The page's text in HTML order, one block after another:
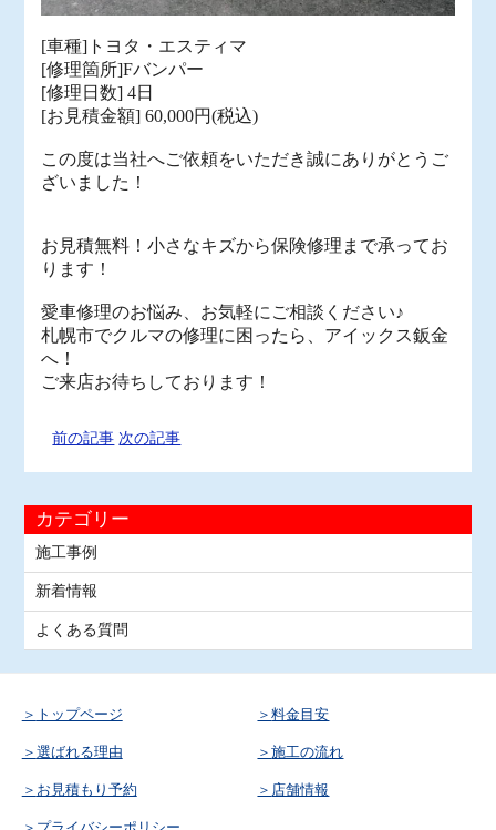
[車種]トヨタ・エスティマ
[修理箇所]Fバンパー
[修理日数] 4日
[お見積金額] 60,000円(税込)
この度は当社へご依頼をいただき誠にありがとうご
ざいました！
お見積無料！小さなキズから保険修理まで承ってお
ります！
愛車修理のお悩み、お気軽にご相談ください♪
札幌市でクルマの修理に困ったら、アイックス鈑金
へ！
ご来店お待ちしております！
前の記事 次の記事
カテゴリー
施工事例
新着情報
よくある質問
トップページ 料金目安
選ばれる理由 施工の流れ
お見積もり予約 店舗情報